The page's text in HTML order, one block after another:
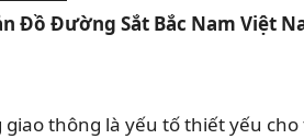
Đồ Đường Sắt Bắc Nam Việt
thông là yếu tố thiết yếu